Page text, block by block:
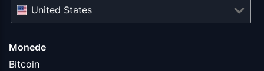
Monede
Bitcoin
United States